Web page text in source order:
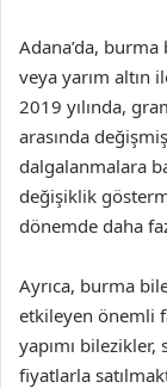
Adana’da,
veya yarım altın
2019 yılında,
arasında
dalgalanmalara
değişiklik
dönemde daha
Ayrıca, burma
etkileyen önemli
yapımı
fiyatlarla